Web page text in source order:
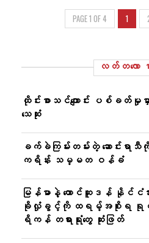
PAGE 1 OF 4 1
လတ်တ‌လော စ
ထိုင်းစာသင်ကျောင်း ပစ်ခတ်မှု
သေဆုံး
ခက်ခဲကြမ်းတမ်းတဲ့ ဆောင်းရာ
ကရိန်း သမ္မတ ဝန်ခံ
မြန်မာနဲ့ တောင်ဆူဒန် နိုင်ငံသ
ခိုလှုံခွင့်ကို ထရမ့်အစိုးရ ရုပ်သိ
ရိကန် တရားရုံးတွေ ဆုံးဖြတ်